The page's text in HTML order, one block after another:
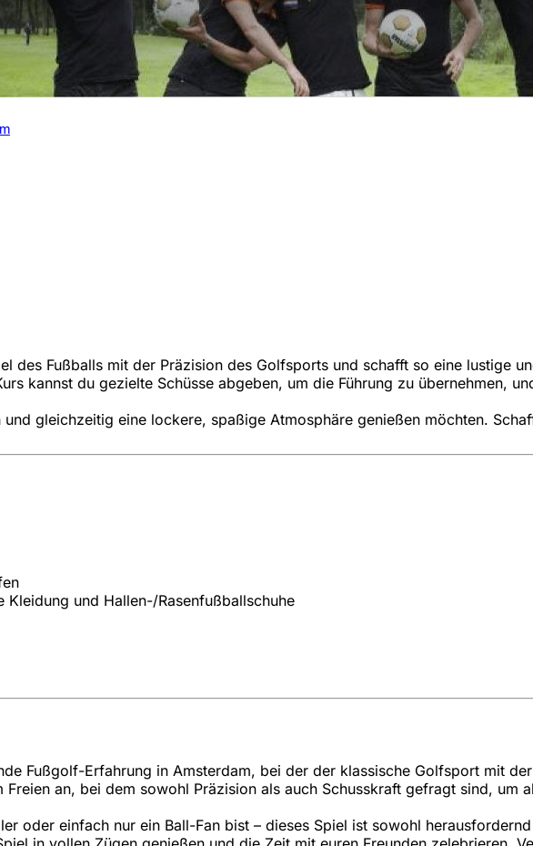
des Fußballs mit der Präzision des Golfsports und schafft so eine lustige
kannst du gezielte Schüsse abgeben, um die Führung zu übernehmen,
gleichzeitig eine lockere, spaßige Atmosphäre genießen möchten.
Kleidung und Hallen-/Rasenfußballschuhe
Fußgolf-Erfahrung in Amsterdam, bei der der klassische Golfsport mit
an, bei dem sowohl Präzision als auch Schusskraft gefragt sind, um
oder einfach nur ein Ball-Fan bist – dieses Spiel ist sowohl